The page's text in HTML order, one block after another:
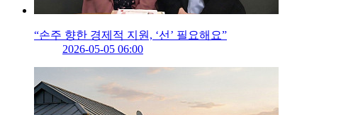
“손주 향한 경제적 지원, ‘선’ 필요해요”
2026-05-05 06:00